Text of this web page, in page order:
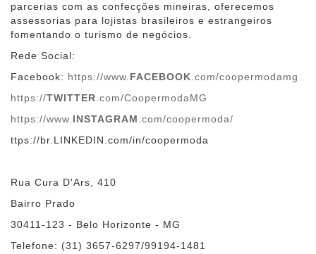
parcerias com as confecções mineiras, oferecemos
assessorias para lojistas brasileiros e estrangeiros
fomentando o turismo de negócios.
Rede Social:
Facebook: https://www. FACEBOOK .com/coopermodamg
https://TWITTER .com/CoopermodaMG
https://www. INSTAGRAM .com/coopermoda/
ttps://br.LINKEDIN.com/in/coopermoda
Rua Cura D'Ars, 410
Bairro Prado
30411-123 - Belo Horizonte - MG
Telefone: (31) 3657-6297/99194-1481